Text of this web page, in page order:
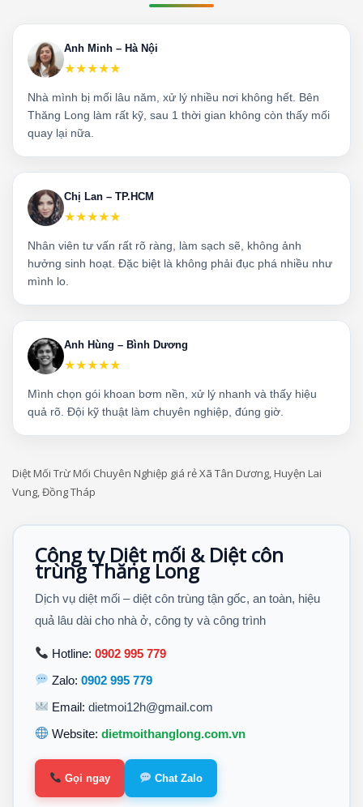
Anh Minh – Hà Nội
★★★★★
Nhà mình bị mối lâu năm, xử lý nhiều nơi không hết. Bên
Thăng Long làm rất kỹ, sau 1 thời gian không còn thấy mối
quay lại nữa.
Chị Lan – TP.HCM
★★★★★
Nhân viên tư vấn rất rõ ràng, làm sạch sẽ, không ảnh
hưởng sinh hoạt. Đặc biệt là không phải đục phá nhiều như
mình lo.
Anh Hùng – Bình Dương
★★★★★
Mình chọn gói khoan bơm nền, xử lý nhanh và thấy hiệu
quả rõ. Đội kỹ thuật làm chuyên nghiệp, đúng giờ.
Diệt Mối Trừ Mối Chuyên Nghiệp giá rẻ Xã Tân Dương, Huyện Lai
Vung, Đồng Tháp
Công ty Diệt mối & Diệt côn
trùng Thăng Long
Dịch vụ diệt mối – diệt côn trùng tận gốc, an toàn, hiệu
quả lâu dài cho nhà ở, công ty và công trình
Hotline:0902 995 779
Zalo:0902 995 779
Email:dietmoi12h@gmail.com
Website:dietmoithanglong.com.vn
Gọi ngay Chat Zalo